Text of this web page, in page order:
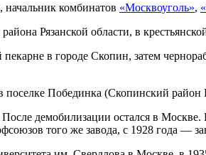
комбинатов «Москвоуголь»,
Рязанской области, в
в городе Скопин, затем
Побединка (Скопинский район
демобилизации остался в
того же завода, с 1928 года —